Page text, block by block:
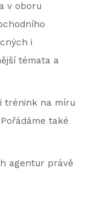
v oboru
i
témata a
trénink na míru
také
agentur právě